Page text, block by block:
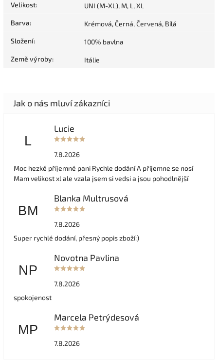
Velikost: UNI (M-XL), M, L, XL
Barva: Krémová, Černá, Červená, Bílá
Složení: 100% bavlna
Země výroby: Itálie
L
Lucie
7.8.2026
Moc hezké příjemné pani Rychle dodání A příjemne se nosí
Mam velikost xl ale vzala jsem si vedsi a jsou pohodlnější
BM
Blanka Multrusová
7.8.2026
Super rychlé dodání, přesný popis zboží:)
NP
Novotna Pavlina
7.8.2026
spokojenost
MP
Marcela Petrýdesová
7.8.2026